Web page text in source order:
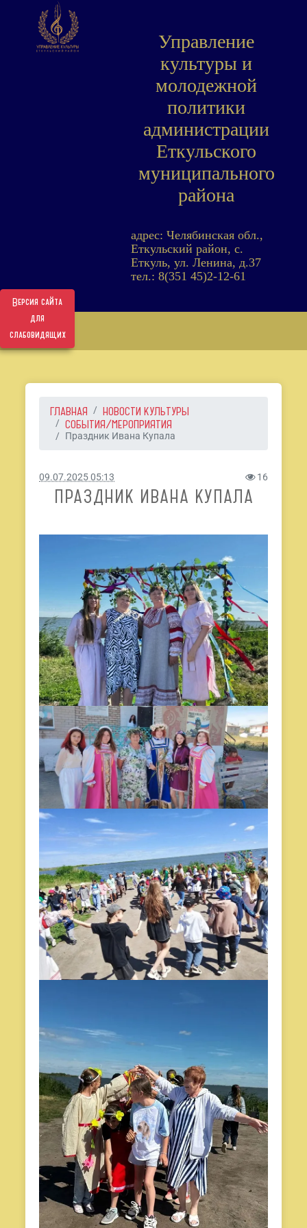
Версия сайта
для
слабовидящих
Управление
культуры и
молодежной
политики
администрации
Еткульского
муниципального
района
адрес: Челябинская обл.,
Еткульский район, с.
Еткуль, ул. Ленина, д.37
тел.: 8(351 45)2-12-61
ГЛАВНАЯ
НОВОСТИ КУЛЬТУРЫ
СОБЫТИЯ/МЕРОПРИЯТИЯ
Праздник Ивана Купала
09.07.2025 05:13 16
ПРАЗДНИК ИВАНА КУПАЛА